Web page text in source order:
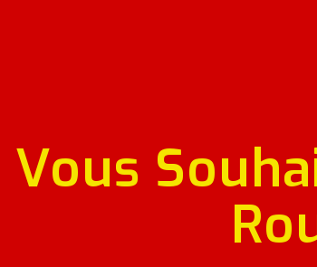
Vous